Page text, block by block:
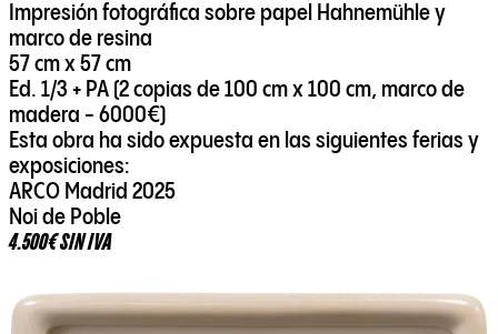
Impresión fotográfica sobre papel Hahnemühle y
marco de resina
57 cm x 57 cm
Ed. 1/3 + PA (2 copias de 100 cm x 100 cm, marco de
madera - 6000€)
Esta obra ha sido expuesta en las siguientes ferias y
exposiciones:
ARCO Madrid 2025
Noi de Poble
4.500€ SIN IVA